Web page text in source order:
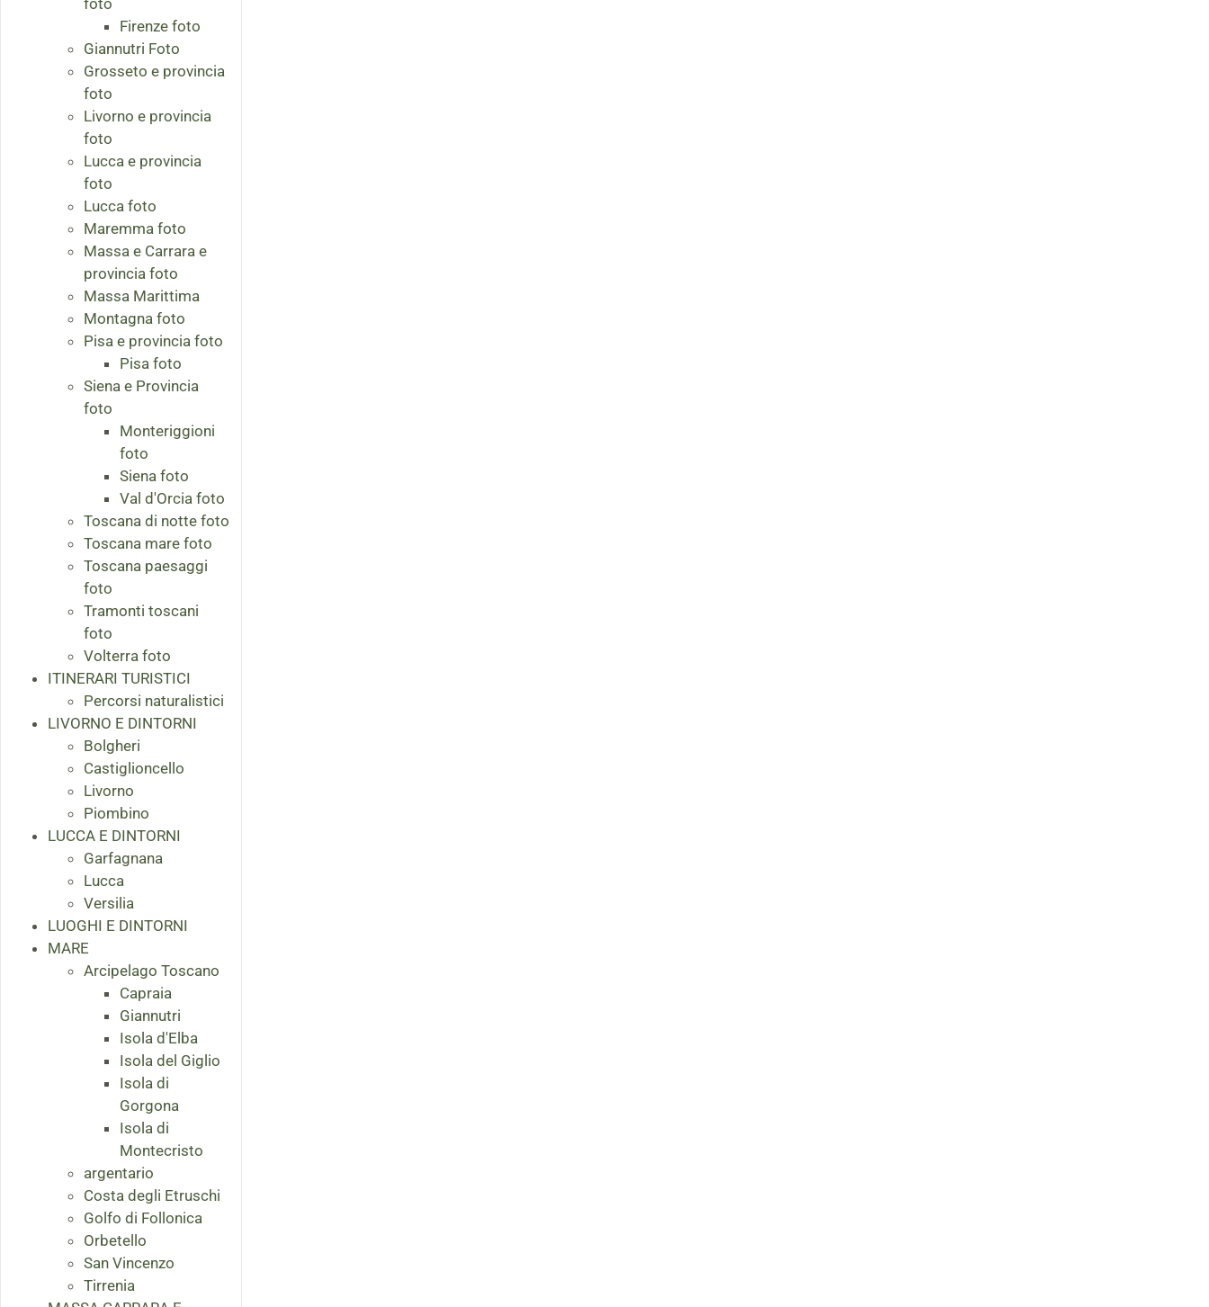
foto
Firenze foto
Giannutri Foto
Grosseto e provincia
foto
Livorno e provincia
foto
Lucca e provincia
foto
Lucca foto
Maremma foto
Massa e Carrara e
provincia foto
Massa Marittima
Montagna foto
Pisa e provincia foto
Pisa foto
Siena e Provincia
foto
Monteriggioni
foto
Siena foto
Val d'Orcia foto
Toscana di notte foto
Toscana mare foto
Toscana paesaggi
foto
Tramonti toscani
foto
Volterra foto
ITINERARI TURISTICI
Percorsi naturalistici
LIVORNO E DINTORNI
Bolgheri
Castiglioncello
Livorno
Piombino
LUCCA E DINTORNI
Garfagnana
Lucca
Versilia
LUOGHI E DINTORNI
MARE
Arcipelago Toscano
Capraia
Giannutri
Isola d'Elba
Isola del Giglio
Isola di
Gorgona
Isola di
Montecristo
argentario
Costa degli Etruschi
Golfo di Follonica
Orbetello
San Vincenzo
Tirrenia